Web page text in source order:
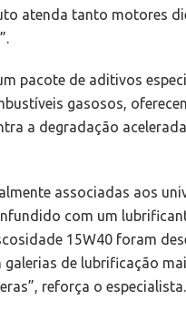
atenda tanto motores
pacote de aditivos
gasosos,
a degradação
associadas aos
com um
15W40 foram
de lubrificação
reforça o especialista.